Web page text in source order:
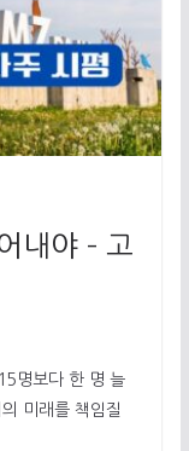
내야 – 고
명보다 한 명 늘
미래를 책임질